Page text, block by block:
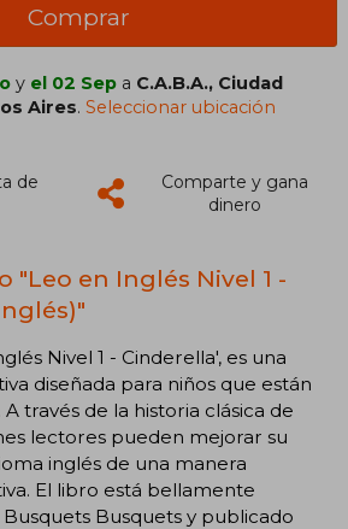
Comprar
y el 02 Sep a C.A.B.A., Ciudad
Aires.Seleccionar ubicación
de
Comparte y gana
dinero
"Leo en Inglés Nivel 1 -
Nivel 1 - Cinderella', es una
diseñada para niños que están
través de la historia clásica de
lectores pueden mejorar su
inglés de una manera
El libro está bellamente
Busquets y publicado